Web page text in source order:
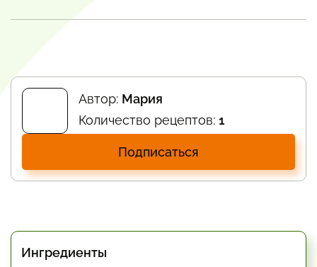
Автор: Мария
Количество рецептов: 1
Подписаться
Ингредиенты